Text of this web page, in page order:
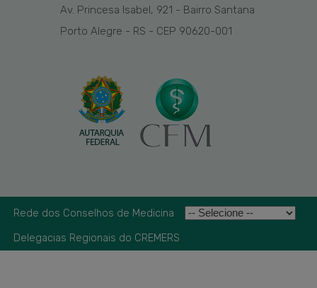
Av. Princesa Isabel, 921 - Bairro Santana
Porto Alegre - RS - CEP 90620-001
Rede dos Conselhos de Medicina
Delegacias Regionais do CREMERS